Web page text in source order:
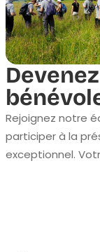
Rejoignez notre
participer à la
exceptionnel.